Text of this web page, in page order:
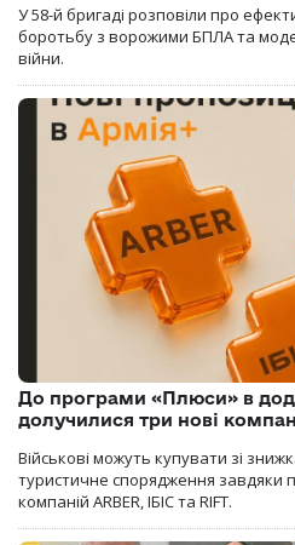
У 58-й бригаді розповіли про
боротьбу з ворожими БПЛА та
війни.
До програми «Плюси» в
долучилися три нові
Військові можуть купувати зі
туристичне спорядження завдяки
компаній ARBER, ІБІС та RIFT.